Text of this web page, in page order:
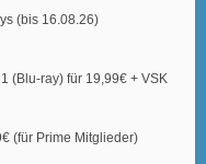
(bis 16.08.26)
(Blu-ray) für 19,99€ + VSK
(für Prime Mitglieder)